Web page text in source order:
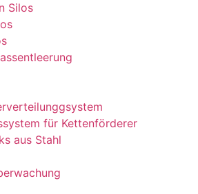
Silos
für Kettenförderer
aus Stahl